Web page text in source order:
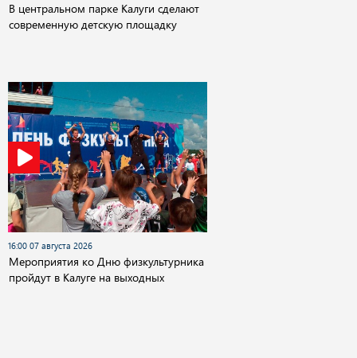
В центральном парке Калуги сделают
современную детскую площадку
16:00 07 августа 2026
Мероприятия ко Дню физкультурника
пройдут в Калуге на выходных